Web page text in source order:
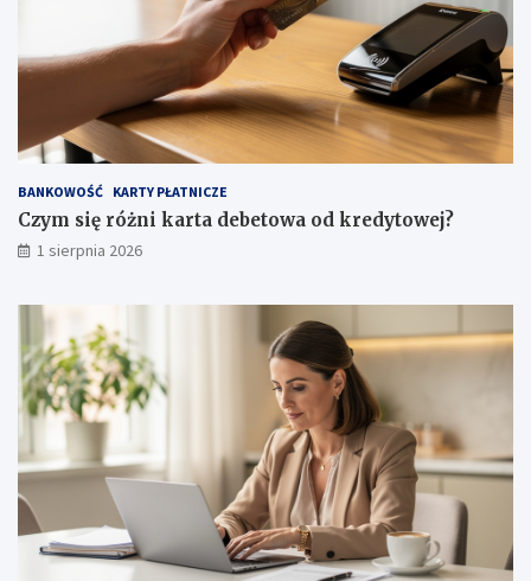
BANKOWOŚĆ KARTY PŁATNICZE
Czym się różni karta debetowa od kredytowej?
1 sierpnia 2026